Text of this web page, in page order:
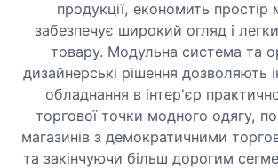
продукції, економить простір
забезпечує широкий огляд і
товару. Модульна система та
дизайнерські рішення дозволяють
обладнання в інтер'єр
торгової точки модного одягу,
магазинів з демократичними
та закінчуючи більш дорогим